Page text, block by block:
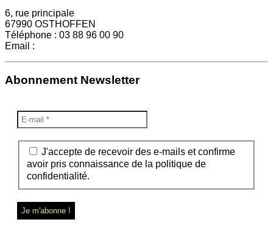
6, rue principale
67990 OSTHOFFEN
Téléphone : 03 88 96 00 90
Email :
Abonnement Newsletter
J'accepte de recevoir des e-mails et confirme
avoir pris connaissance de la politique de
confidentialité.